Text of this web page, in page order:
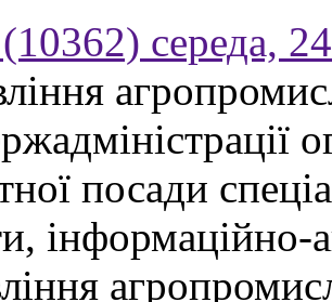
середа,
посади
інформаційно-